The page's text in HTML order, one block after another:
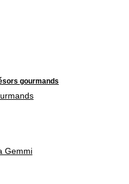
gourmands
Gemmi